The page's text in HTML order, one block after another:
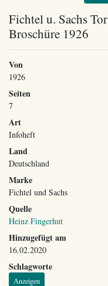
Fichtel u. Sachs
Broschüre 1926
Von
1926
Seiten
7
Art
Infoheft
Land
Deutschland
Marke
Fichtel und Sachs
Quelle
Heinz Fingerhut
Hinzugefügt am
16.02.2020
Schlagworte
Anzeigen